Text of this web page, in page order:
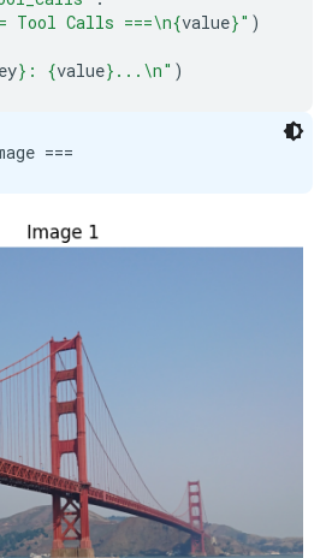
Tool Calls ===\n{value}" )
} : {value} ... \n" )